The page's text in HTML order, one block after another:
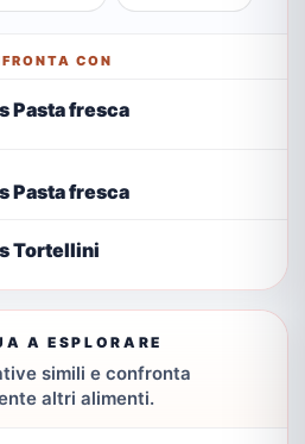
CON
Pasta fresca
Pasta fresca
Tortellini
A ESPLORARE
simili e confronta
altri alimenti.